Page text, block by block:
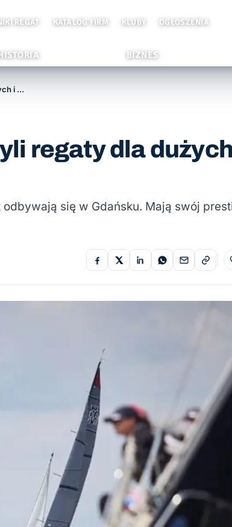
REGAT KATALOG FIRM KLUBY OGŁOSZENIA
BIZNES
Energa Nord Cup 2024, czyli regaty dla dużych i małych
regaty dla
się w Gdańsku. Mają swój